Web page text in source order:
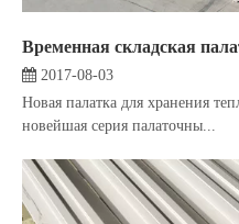
Временная складская
2017-08-03
Новая палатка для хранения
новейшая серия палаточны...